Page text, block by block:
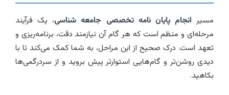
مسیر انجام پایان نامه تخصصی جامعه شناسی، یک فرآیند
مرحله‌ای و منظم است که هر گام آن نیازمند دقت، برنامه‌ریزی و
تعهد است. درک صحیح از این مراحل، به شما کمک می‌کند تا با
دیدی روشن‌تر و گام‌هایی استوارتر پیش بروید و از سردرگمی‌ها
بکاهید.